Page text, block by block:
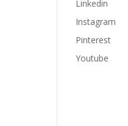
Linkedin
Instagram
Pinterest
Youtube